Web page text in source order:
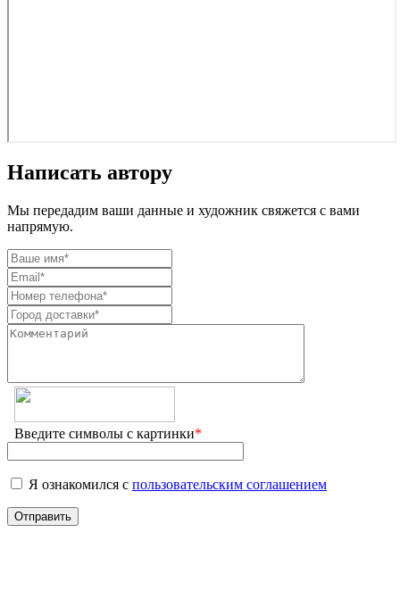
Написать автору
Мы передадим ваши данные и художник свяжется с вами
напрямую.
Введите символы с картинки*
Я ознакомился с пользовательским соглашением